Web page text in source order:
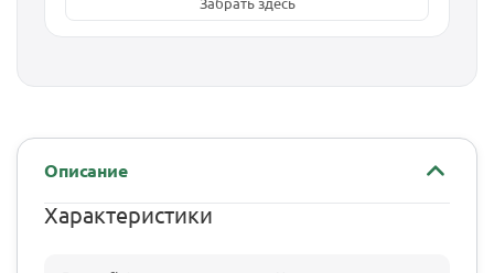
Описание
Характеристики